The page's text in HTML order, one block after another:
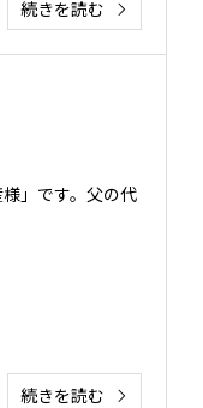
続きを読む
」です。父の代
続きを読む